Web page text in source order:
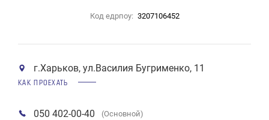
Код едрпоу: 3207106452
г.Харьков, ул.Василия Бугрименко, 11
КАК ПРОЕХАТЬ
050 402-00-40 (Основной)